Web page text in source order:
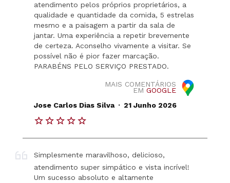
atendimento pelos próprios proprietários, a
qualidade e quantidade da comida, 5 estrelas
mesmo e a paisagem a partir da sala de
jantar. Uma experiência a repetir brevemente
de certeza. Aconselho vivamente a visitar. Se
possível não é pior fazer marcação.
PARABÉNS PELO SERVIÇO PRESTADO.
MAIS COMENTÁRIOS
EM GOOGLE
Jose Carlos Dias Silva . 21 Junho 2026
Simplesmente maravilhoso, delicioso,
atendimento super simpático e vista incrível!
Um sucesso absoluto e altamente